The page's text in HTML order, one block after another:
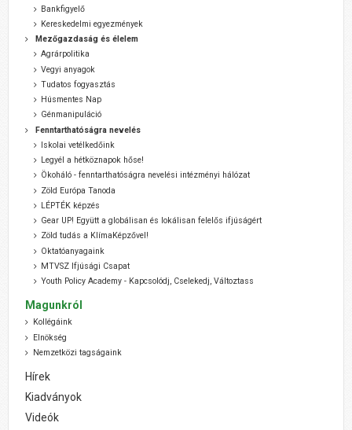
Bankfigyelő
Kereskedelmi egyezmények
Mezőgazdaság és élelem
Agrárpolitika
Vegyi anyagok
Tudatos fogyasztás
Húsmentes Nap
Génmanipuláció
Fenntarthatóságra nevelés
Iskolai vetélkedőink
Legyél a hétköznapok hőse!
Ökoháló - fenntarthatóságra nevelési intézményi hálózat
Zöld Európa Tanoda
LÉPTÉK képzés
Gear UP! Együtt a globálisan és lokálisan felelős ifjúságért
Zöld tudás a KlímaKépzővel!
Oktatóanyagaink
MTVSZ Ifjúsági Csapat
Youth Policy Academy - Kapcsolódj, Cselekedj, Változtass
Magunkról
Kollégáink
Elnökség
Nemzetközi tagságaink
Hírek
Kiadványok
Videók